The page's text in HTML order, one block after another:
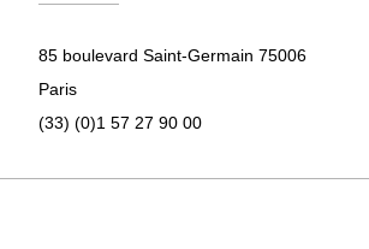
85 boulevard Saint-Germain 75006
Paris
(33) (0)1 57 27 90 00